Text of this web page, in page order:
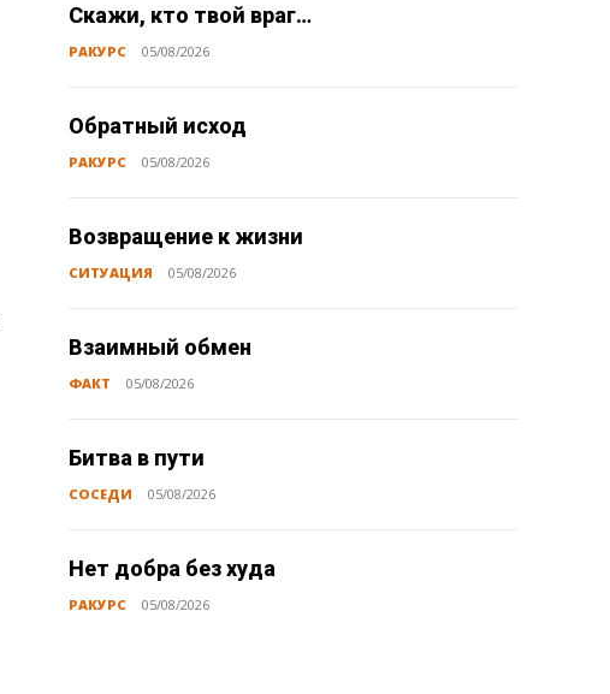
Скажи, кто твой враг…
РАКУРС 05/08/2026
Обратный исход
РАКУРС 05/08/2026
Возвращение к жизни
СИТУАЦИЯ 05/08/2026
Взаимный обмен
ФАКТ 05/08/2026
Битва в пути
СОСЕДИ 05/08/2026
Нет добра без худа
РАКУРС 05/08/2026